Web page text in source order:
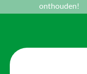
onthouden!